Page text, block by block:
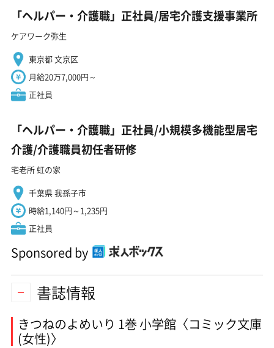
「ヘルパー・介護職」正社員/居宅介護支援事業所
ケアワーク弥生
東京都 文京区
月給20万7,000円～
正社員
「ヘルパー・介護職」正社員/小規模多機能型居宅
介護/介護職員初任者研修
宅老所 虹の家
千葉県 我孫子市
時給1,140円～1,235円
正社員
Sponsored by
書誌情報
きつねのよめいり 1巻 小学館〈コミック文庫
(女性)〉